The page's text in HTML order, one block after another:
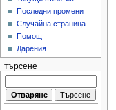
Последни промени
Случайна страница
Помощ
Дарения
търсене